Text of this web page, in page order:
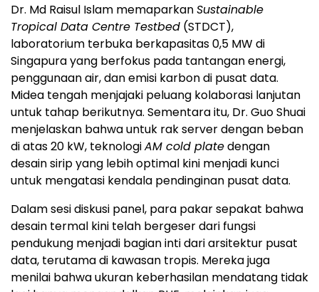
Dr. Md Raisul Islam memaparkanSustainable
Tropical Data Centre Testbed (STDCT),
laboratorium terbuka berkapasitas 0,5 MW di
Singapura yang berfokus pada tantangan energi,
penggunaan air, dan emisi karbon di pusat data.
Midea tengah menjajaki peluang kolaborasi lanjutan
untuk tahap berikutnya. Sementara itu, Dr. Guo Shuai
menjelaskan bahwa untuk rak server dengan beban
di atas 20 kW, teknologiAM cold platedengan
desain sirip yang lebih optimal kini menjadi kunci
untuk mengatasi kendala pendinginan pusat data.
Dalam sesi diskusi panel, para pakar sepakat bahwa
desain termal kini telah bergeser dari fungsi
pendukung menjadi bagian inti dari arsitektur pusat
data, terutama di kawasan tropis. Mereka juga
menilai bahwa ukuran keberhasilan mendatang tidak